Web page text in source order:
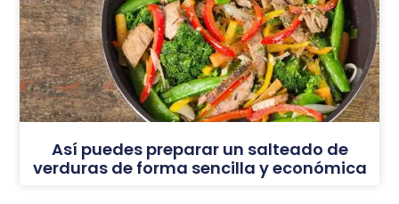
Así puedes preparar un salteado de
verduras de forma sencilla y económica